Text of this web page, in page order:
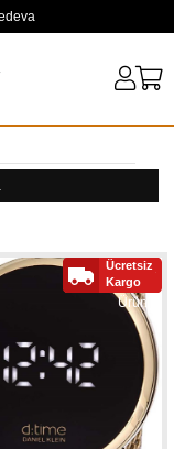
Ücretsiz
Kargo
Ürün